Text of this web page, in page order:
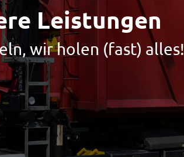
Leistungen
wir holen (fast) alles!